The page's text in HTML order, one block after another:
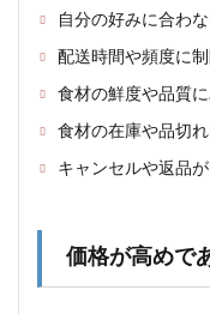
食事
み、
しま
す！
6.2
栄養
自分の好みに合わ
配送時間や頻度に
食材の鮮度や品質
食材の在庫や品切
キャンセルや返品
価格が高めで